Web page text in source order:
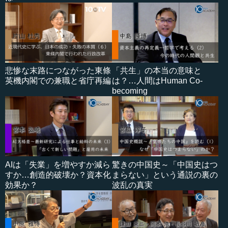
悲惨な末路につながった東條
英機内閣での兼職と省庁再編
「共生」の本当の意味と
は？…人間はHuman Co-
becoming
AIは「失業」を増やすか減ら
すか…創造的破壊か？資本化
効果か？
驚きの中国史～「中国史はつ
まらない」という通説の裏の
波乱の真実